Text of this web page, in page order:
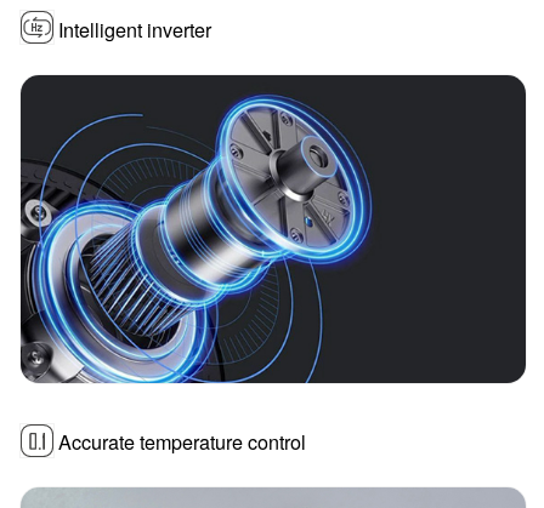
Intelligent inverter
Accurate temperature control